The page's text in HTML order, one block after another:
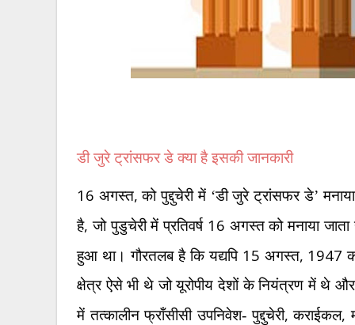
डी जुरे ट्रांसफर डे क्या है इसकी जानकारी
16 अगस्त,को पुद्दुचेरी में ‘डी जुरे ट्रांसफर डे’
है,जो पुडुचेरी में प्रतिवर्ष 16 अगस्त को मनाया जाता
हुआ था। गौरतलब है कि यद्यपि 15 अगस्त, 1947
क्षेत्र ऐसे भी थे जो यूरोपीय देशों के नियंत्रण में थे और
में तत्कालीन फ्राँसीसी उपनिवेश- पुद्दुचेरी,कराईकल,